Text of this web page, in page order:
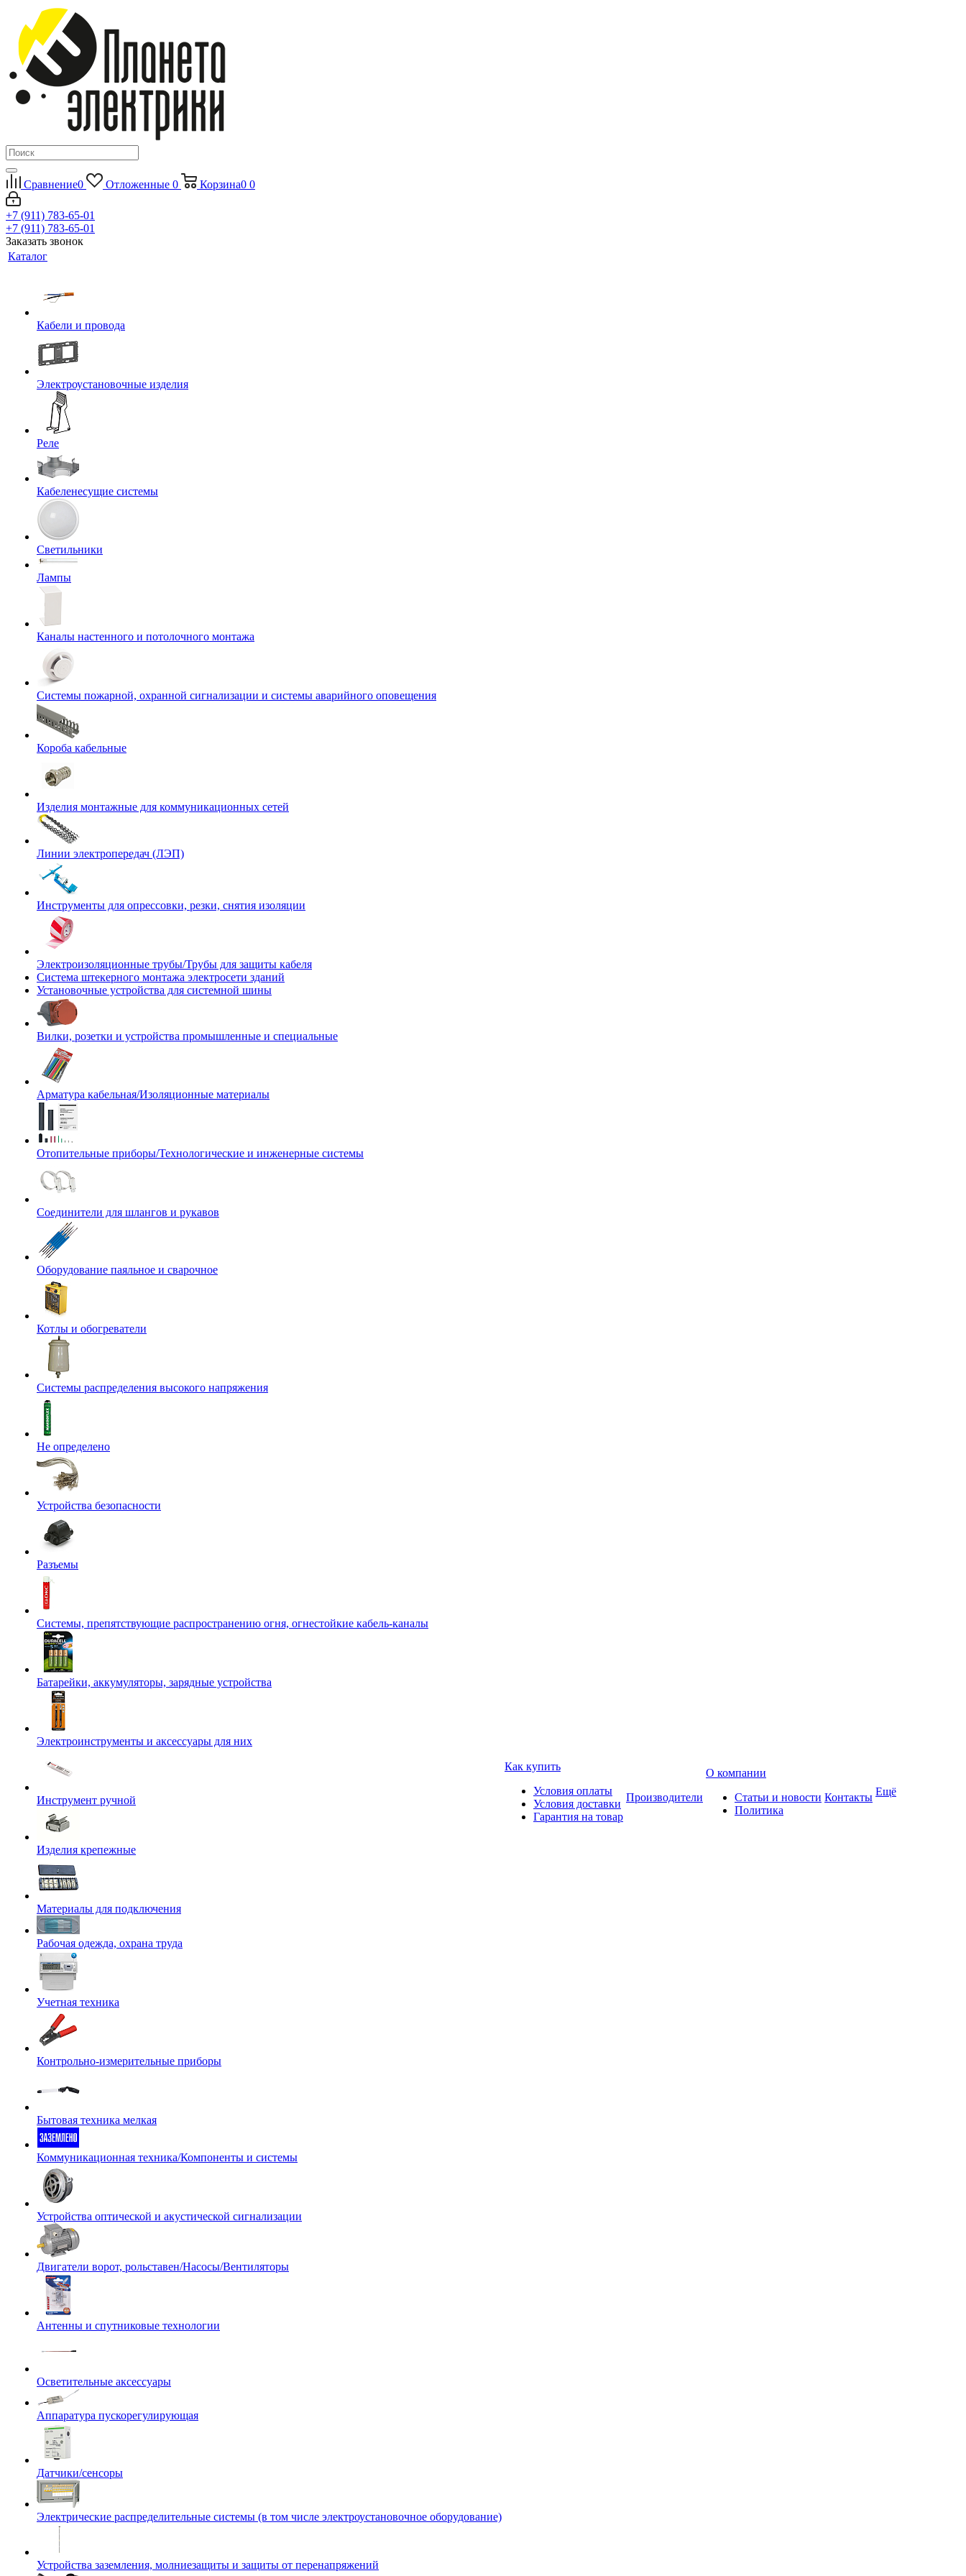
Сравнение0 Отложенные 0 Корзина0 0
+7 (911) 783-65-01
+7 (911) 783-65-01
Заказать звонок
Каталог
Кабели и провода
Электроустановочные изделия
Реле
Кабеленесущие системы
Светильники
Лампы
Каналы настенного и потолочного монтажа
Системы пожарной, охранной сигнализации и системы аварийного оповещения
Короба кабельные
Изделия монтажные для коммуникационных сетей
Линии электропередач (ЛЭП)
Инструменты для опрессовки, резки, снятия изоляции
Электроизоляционные трубы/Трубы для защиты кабеля
Система штекерного монтажа электросети зданий
Установочные устройства для системной шины
Вилки, розетки и устройства промышленные и специальные
Арматура кабельная/Изоляционные материалы
Отопительные приборы/Технологические и инженерные системы
Соединители для шлангов и рукавов
Оборудование паяльное и сварочное
Котлы и обогреватели
Системы распределения высокого напряжения
Не определено
Устройства безопасности
Разъемы
Системы, препятствующие распространению огня, огнестойкие кабель-каналы
Батарейки, аккумуляторы, зарядные устройства
Электроинструменты и аксессуары для них
Инструмент ручной
Изделия крепежные
Материалы для подключения
Рабочая одежда, охрана труда
Учетная техника
Контрольно-измерительные приборы
Бытовая техника мелкая
Коммуникационная техника/Компоненты и системы
Устройства оптической и акустической сигнализации
Двигатели ворот, рольставен/Насосы/Вентиляторы
Антенны и спутниковые технологии
Осветительные аксессуары
Аппаратура пускорегулирующая
Датчики/сенсоры
Электрические распределительные системы (в том числе электроустановочное оборудование)
Устройства заземления, молниезащиты и защиты от перенапряжений
Как купить
Условия оплаты
Условия доставки
Гарантия на товар
Производители
О компании
Статьи и новости
Политика
Контакты Ещё